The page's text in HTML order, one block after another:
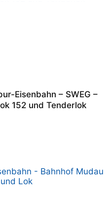
Eisenbahn – SWEG –
152 und Tenderlok